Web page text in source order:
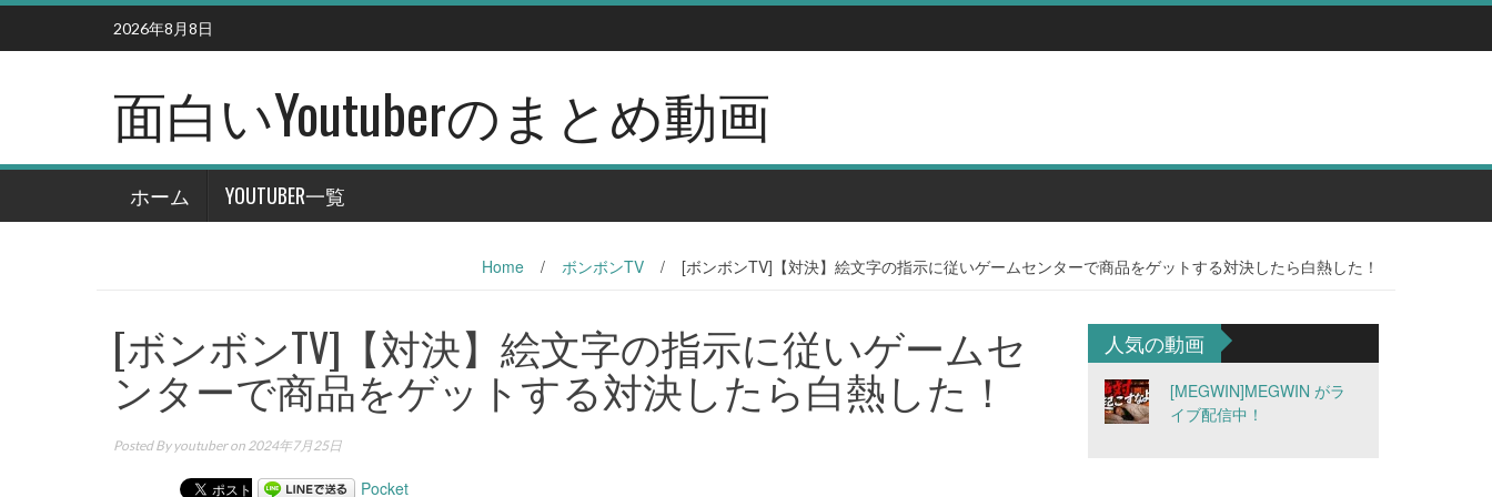
Skip
content
2026年8月8日
面白いYoutuberのまとめ動画
ホーム YOUTUBER一覧
Home / ボンボンTV / [ボンボンTV]【対決】絵文字の指示に従いゲームセンターで商品をゲットする対決したら白熱した！
[ボンボンTV]【対決】絵文字の指示に従いゲームセ
ンターで商品をゲットする対決したら白熱した！
Posted By youtuberon 2024年7月25日
Pocket
人気の動画
[MEGWIN]MEGWIN がラ
イブ配信中！